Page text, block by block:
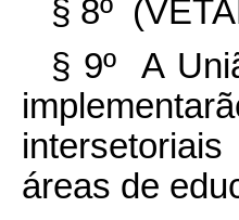
§ 8º
§ 9º A
áreas de